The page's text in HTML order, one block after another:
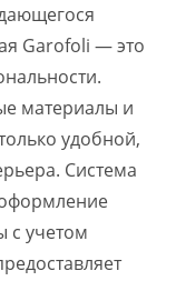
Garofoli — это
материалы и
удобной,
Система
с учетом